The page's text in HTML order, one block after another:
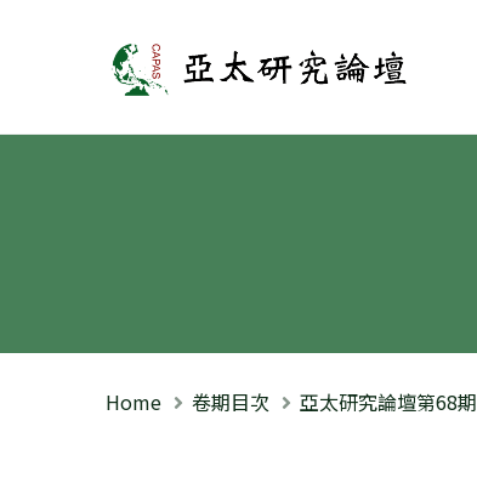
亞太研究論壇
Home 卷期目次 亞太研究論壇第68期